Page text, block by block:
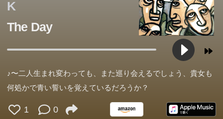
K
The Day
♪〜二人生まれ変わっても、また巡り会えるでしょう、貴女も
何処かで青い誓いを覚えているだろうか？
1 0